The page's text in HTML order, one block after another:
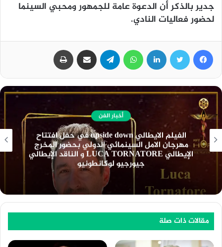
جدير بالذكر أن الدعوة عامة للجمهور ومحبي السينما
لحضور فعاليات النادي.
أخبار الفن
نادي السينما الافريقية يعرض فيلم ” تمساح النيل
” بسينما الهناجر السبت المقبل
مقالات ذات صلة